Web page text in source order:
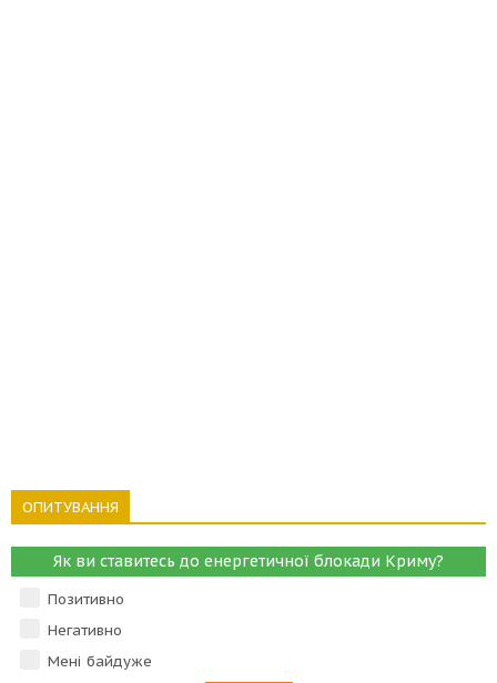
ОПИТУВАННЯ
Як ви ставитесь до енергетичної блокади Криму?
Позитивно
Негативно
Мені байдуже